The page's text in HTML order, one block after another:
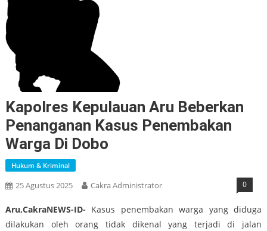
Kapolres Kepulauan Aru Beberkan
Penanganan Kasus Penembakan
Warga Di Dobo
Hukum & Kriminal
25 Agustus 2025 Cakra Administrator 0
Aru,CakraNEWS-ID- Kasus penembakan warga yang diduga
dilakukan oleh orang tidak dikenal yang terjadi di jalan